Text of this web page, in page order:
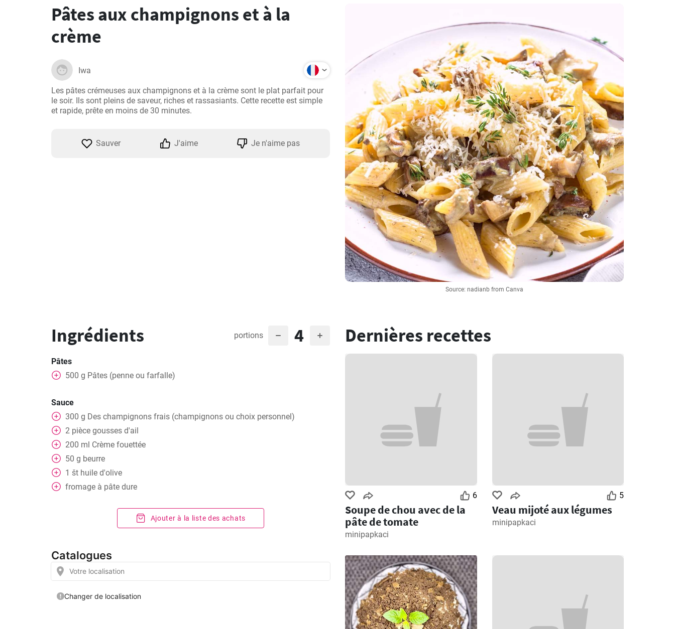
Source: nadianb from Canva
Pâtes aux champignons et à la
crème
Iwa
Les pâtes crémeuses aux champignons et à la crème sont le plat parfait pour
le soir. Ils sont pleins de saveur, riches et rassasiants. Cette recette est simple
et rapide, prête en moins de 30 minutes.
Sauver J'aime Je n'aime pas
Ingrédients portions 4
Pâtes
500 g Pâtes (penne ou farfalle)
Sauce
300 g Des champignons frais (champignons ou choix personnel)
2 pièce gousses d'ail
200 ml Crème fouettée
50 g beurre
1 št huile d'olive
fromage à pâte dure
Ajouter à la liste des achats
Dernières recettes
6
Soupe de chou avec de la
pâte de tomate
minipapkaci
5
Veau mijoté aux légumes
minipapkaci